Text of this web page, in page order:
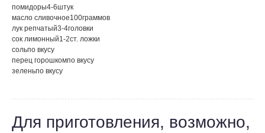
помидоры4-6штук
масло сливочное100граммов
лук репчатый3-4головки
сок лимонный1-2ст. ложки
сольпо вкусу
перец горошкомпо вкусу
зеленьпо вкусу
Для приготовления, возможно,